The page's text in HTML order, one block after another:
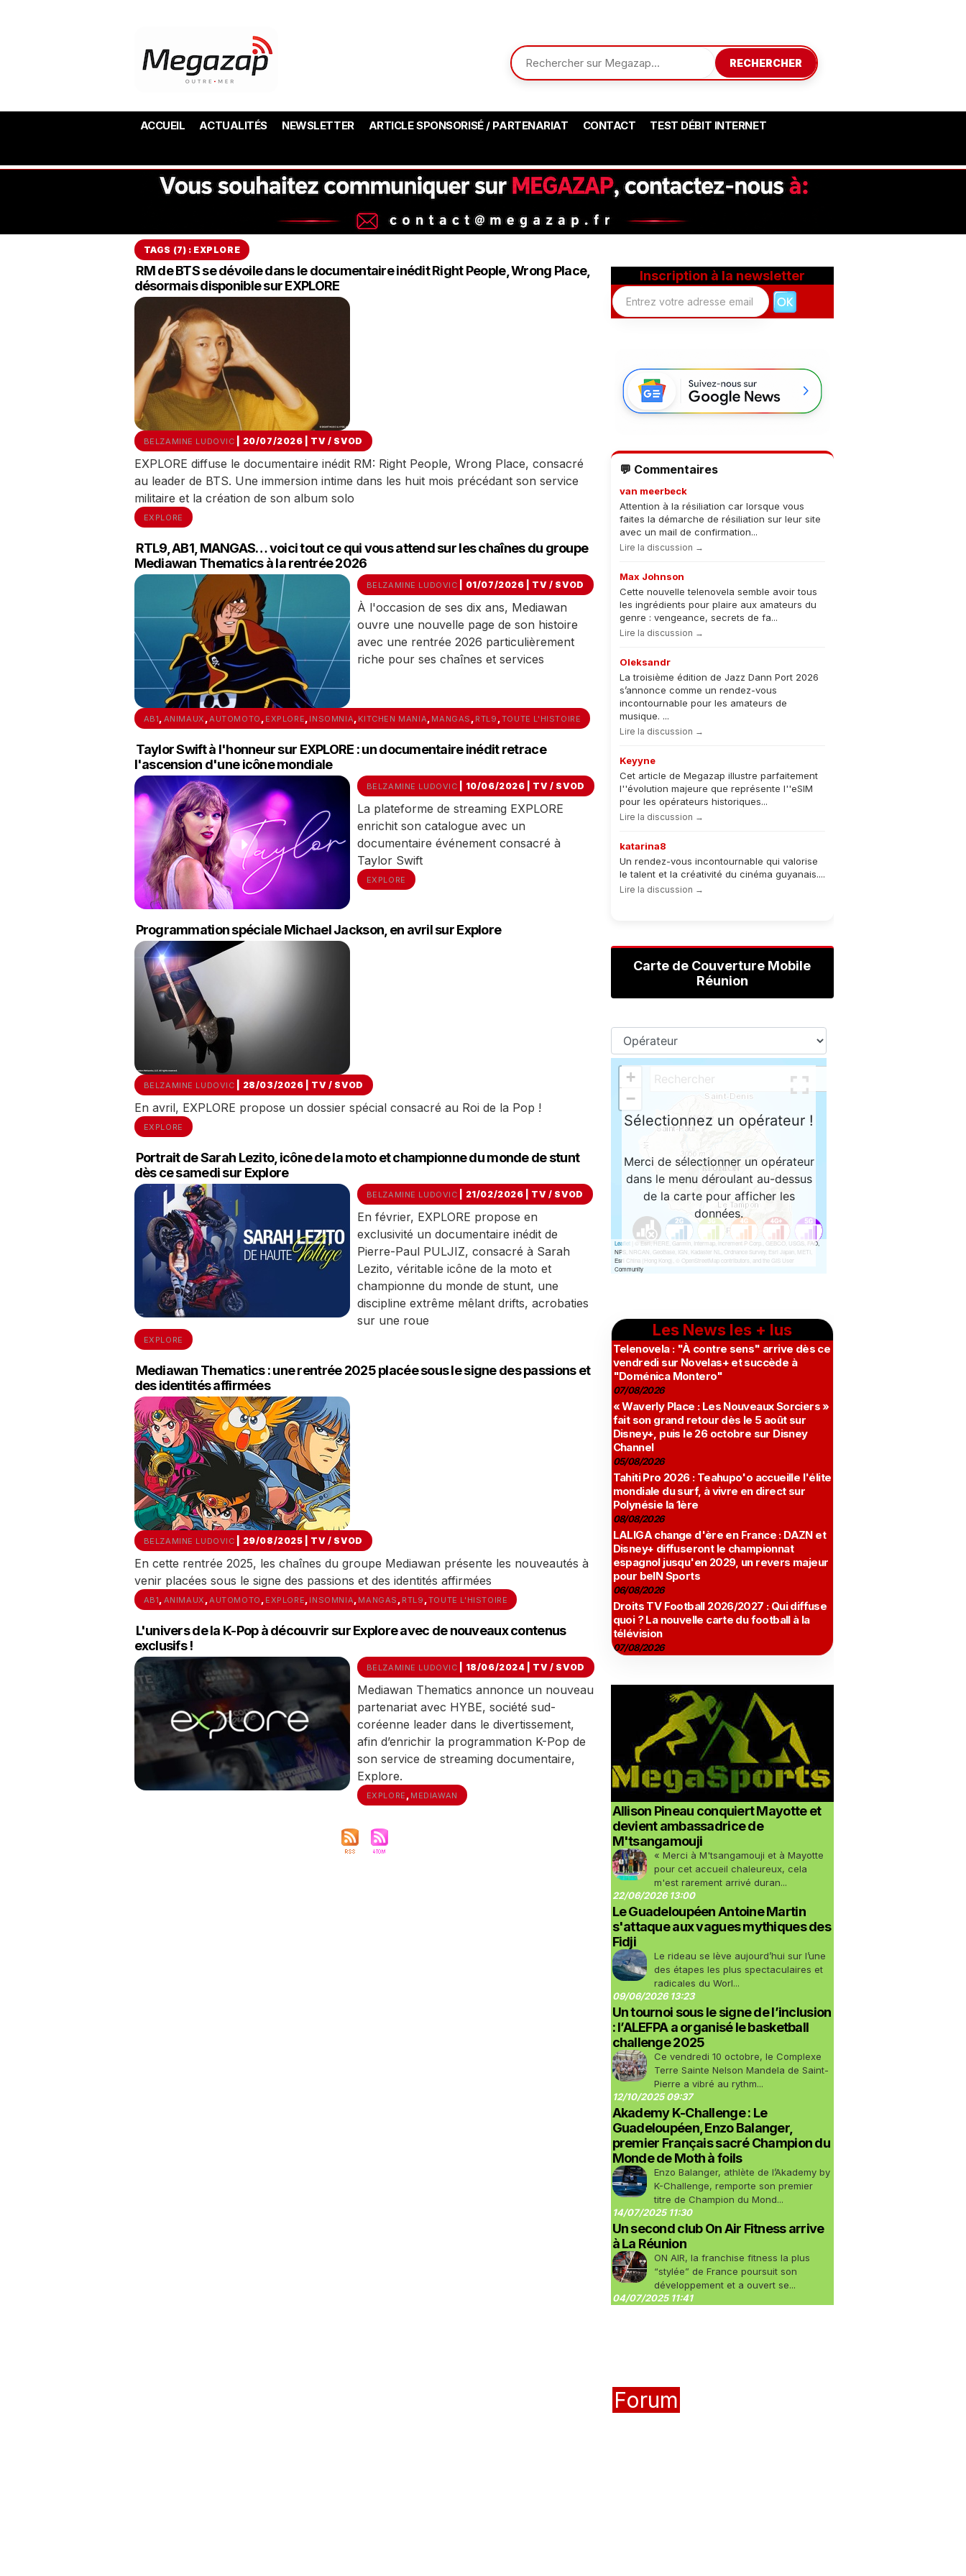
RECHERCHER
ACCUEIL ACTUALITÉS NEWSLETTER ARTICLE SPONSORISÉ / PARTENARIAT CONTACT TEST DÉBIT INTERNET
TAGS (7) : EXPLORE
RM de BTS se dévoile dans le documentaire inédit Right People, Wrong Place,
désormais disponible sur EXPLORE
BELZAMINE LUDOVIC | 20/07/2026 TV / SVOD
EXPLORE diffuse le documentaire inédit RM: Right People, Wrong Place, consacré
au leader de BTS. Une immersion intime dans les huit mois précédant son service
militaire et la création de son album solo
EXPLORE
RTL9, AB1, MANGAS… voici tout ce qui vous attend sur les chaînes du groupe
Mediawan Thematics à la rentrée 2026
BELZAMINE LUDOVIC | 01/07/2026 TV / SVOD
À l'occasion de ses dix ans, Mediawan
ouvre une nouvelle page de son histoire
avec une rentrée 2026 particulièrement
riche pour ses chaînes et services
AB1, ANIMAUX ,AUTOMOTO , EXPLORE, INSOMNIA, KITCHEN MANIA, MANGAS , RTL9 ,TOUTE L'HISTOIRE
Taylor Swift à l'honneur sur EXPLORE : un documentaire inédit retrace
l'ascension d'une icône mondiale
BELZAMINE LUDOVIC | 10/06/2026 TV / SVOD
La plateforme de streaming EXPLORE
enrichit son catalogue avec un
documentaire événement consacré à
Taylor Swift
EXPLORE
Programmation spéciale Michael Jackson, en avril sur Explore
BELZAMINE LUDOVIC | 28/03/2026 TV / SVOD
En avril, EXPLORE propose un dossier spécial consacré au Roi de la Pop !
EXPLORE
Portrait de Sarah Lezito, icône de la moto et championne du monde de stunt
dès ce samedi sur Explore
BELZAMINE LUDOVIC | 21/02/2026 TV / SVOD
En février, EXPLORE propose en
exclusivité un documentaire inédit de
Pierre-Paul PULJIZ, consacré à Sarah
Lezito, véritable icône de la moto et
championne du monde de stunt, une
discipline extrême mêlant drifts, acrobaties
sur une roue
EXPLORE
Mediawan Thematics : une rentrée 2025 placée sous le signe des passions et
des identités affirmées
BELZAMINE LUDOVIC | 29/08/2025 TV / SVOD
En cette rentrée 2025, les chaînes du groupe Mediawan présente les nouveautés à
venir placées sous le signe des passions et des identités affirmées
AB1, ANIMAUX ,AUTOMOTO , EXPLORE, INSOMNIA, MANGAS , RTL9 ,TOUTE L'HISTOIRE
L'univers de la K-Pop à découvrir sur Explore avec de nouveaux contenus
exclusifs !
BELZAMINE LUDOVIC | 18/06/2024 TV / SVOD
Mediawan Thematics annonce un nouveau
partenariat avec HYBE, société sud-
coréenne leader dans le divertissement,
afin d’enrichir la programmation K-Pop de
son service de streaming documentaire,
Explore.
EXPLORE , MEDIAWAN
Inscription à la newsletter
💬 Commentaires
van meerbeck
Attention à la résiliation car lorsque vous
faites la démarche de résiliation sur leur site
avec un mail de confirmation...
Lire la discussion →
Max Johnson
Cette nouvelle telenovela semble avoir tous
les ingrédients pour plaire aux amateurs du
genre : vengeance, secrets de fa...
Lire la discussion →
Oleksandr
La troisième édition de Jazz Dann Port 2026
s’annonce comme un rendez-vous
incontournable pour les amateurs de
musique. ...
Lire la discussion →
Keyyne
Cet article de Megazap illustre parfaitement
l''évolution majeure que représente l''eSIM
pour les opérateurs historiques...
Lire la discussion →
katarina8
Un rendez-vous incontournable qui valorise
le talent et la créativité du cinéma guyanais....
Lire la discussion →
Carte de Couverture Mobile
Réunion
Les News les + lus
Telenovela : "À contre sens" arrive dès ce
vendredi sur Novelas+ et succède à
"Doménica Montero"
07/08/2026
« Waverly Place : Les Nouveaux Sorciers »
fait son grand retour dès le 5 août sur
Disney+, puis le 26 octobre sur Disney
Channel
05/08/2026
Tahiti Pro 2026 : Teahupo'o accueille l'élite
mondiale du surf, à vivre en direct sur
Polynésie la 1ère
08/08/2026
LALIGA change d'ère en France : DAZN et
Disney+ diffuseront le championnat
espagnol jusqu'en 2029, un revers majeur
pour beIN Sports
06/08/2026
Droits TV Football 2026/2027 : Qui diffuse
quoi ? La nouvelle carte du football à la
télévision
07/08/2026
Allison Pineau conquiert Mayotte et
devient ambassadrice de
M'tsangamouji
« Merci à M'tsangamouji et à Mayotte
pour cet accueil chaleureux, cela
m'est rarement arrivé duran...
22/06/2026 13:00
Le Guadeloupéen Antoine Martin
s'attaque aux vagues mythiques des
Fidji
Le rideau se lève aujourd’hui sur l’une
des étapes les plus spectaculaires et
radicales du Worl...
09/06/2026 13:23
Un tournoi sous le signe de l’inclusion
: l’ALEFPA a organisé le basketball
challenge 2025
Ce vendredi 10 octobre, le Complexe
Terre Sainte Nelson Mandela de Saint-
Pierre a vibré au rythm...
12/10/2025 09:37
Akademy K-Challenge : Le
Guadeloupéen, Enzo Balanger,
premier Français sacré Champion du
Monde de Moth à foils
Enzo Balanger, athlète de l’Akademy by
K-Challenge, remporte son premier
titre de Champion du Mond...
14/07/2025 11:30
Un second club On Air Fitness arrive
à La Réunion
ON AIR, la franchise fitness la plus
“stylée” de France poursuit son
développement et a ouvert se...
04/07/2025 11:41
Forum